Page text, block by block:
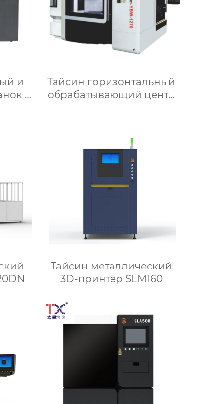
и
с
Тайсин горизонтальный
обрабатывающий центр
Тайсин металлический
3D-принтер SLM160